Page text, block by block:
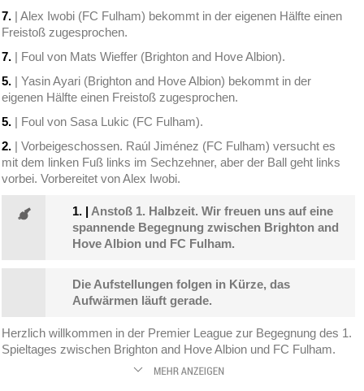
7. | Alex Iwobi (FC Fulham) bekommt in der eigenen Hälfte einen
Freistoß zugesprochen.
7. | Foul von Mats Wieffer (Brighton and Hove Albion).
5. | Yasin Ayari (Brighton and Hove Albion) bekommt in der
eigenen Hälfte einen Freistoß zugesprochen.
5. | Foul von Sasa Lukic (FC Fulham).
2. | Vorbeigeschossen. Raúl Jiménez (FC Fulham) versucht es
mit dem linken Fuß links im Sechzehner, aber der Ball geht links
vorbei. Vorbereitet von Alex Iwobi.
1. | Anstoß 1. Halbzeit. Wir freuen uns auf eine
spannende Begegnung zwischen Brighton and
Hove Albion und FC Fulham.
Die Aufstellungen folgen in Kürze, das
Aufwärmen läuft gerade.
Herzlich willkommen in der Premier League zur Begegnung des 1.
Spieltages zwischen Brighton and Hove Albion und FC Fulham.